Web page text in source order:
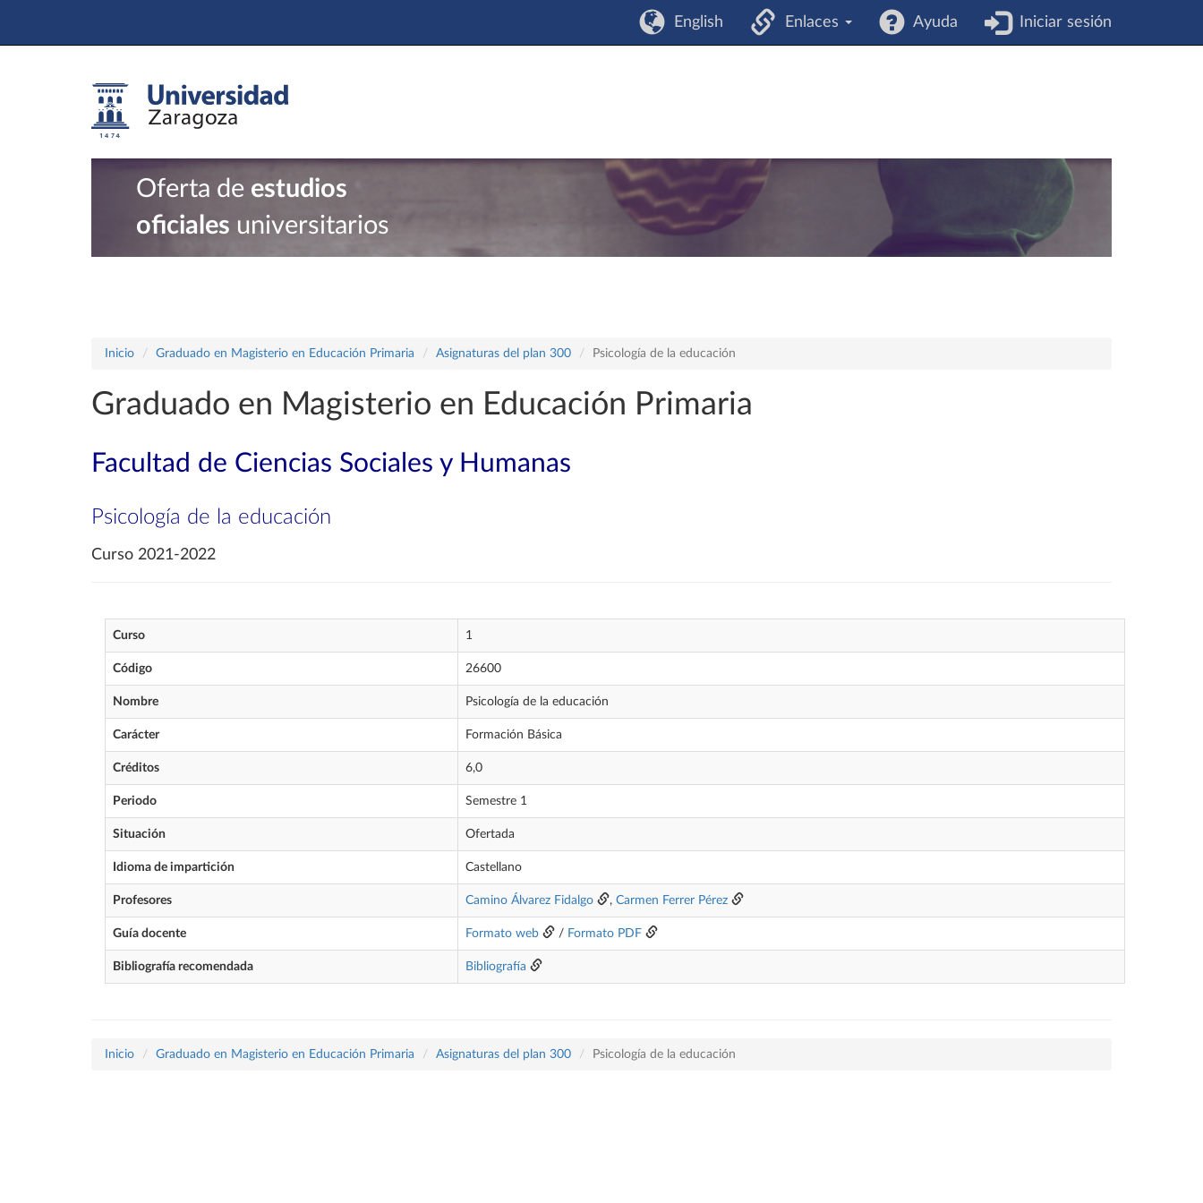
English Enlaces Ayuda Iniciar sesión
Oferta de estudios
oficiales universitarios
Inicio Graduado en Magisterio en Educación Primaria Asignaturas del plan 300 Psicología de la educación
Graduado en Magisterio en Educación Primaria
Facultad de Ciencias Sociales y Humanas
Psicología de la educación
Curso 2021-2022
Curso 1
Código 26600
Nombre Psicología de la educación
Carácter Formación Básica
Créditos 6,0
Periodo Semestre 1
Situación Ofertada
Idioma de impartición Castellano
Profesores Camino Álvarez Fidalgo , Carmen Ferrer Pérez
Guía docente Formato web / Formato PDF
Bibliografía recomendada Bibliografía
Inicio Graduado en Magisterio en Educación Primaria Asignaturas del plan 300 Psicología de la educación